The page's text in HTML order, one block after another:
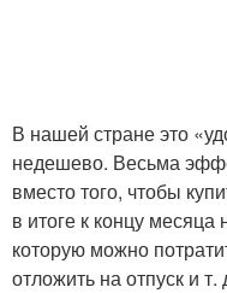
В нашей стране это
недешево. Весьма
вместо того, чтобы
в итоге к концу месяца
которую можно
отложить на отпуск и т.